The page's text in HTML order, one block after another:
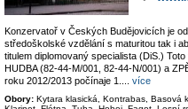
Konzervatoř v Českých Budějovicích je
středoškolské vzdělání s maturitou tak i
titulem diplomovaný specialista (DiS.)
HUDBA (82-44-M/001, 82-44-N/001) a
roku 2012/2013 počínaje 1.
více
Obory: Kytara klasická, Kontrabas, Basová